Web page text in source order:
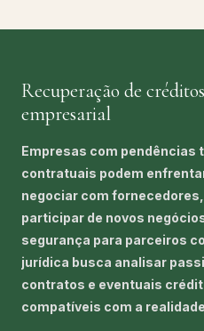
Recuperação de
empresarial
Empresas com
contratuais podem
negociar com
participar de novos
segurança para parceiros
jurídica busca analisar
contratos e eventuais
compatíveis com a